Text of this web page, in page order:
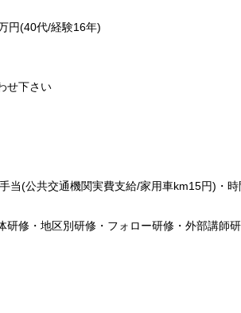
円(40代/経験16年)
せ下さい
当(公共交通機関実費支給/家用車km15円)・
研修・地区別研修・フォロー研修・外部講師